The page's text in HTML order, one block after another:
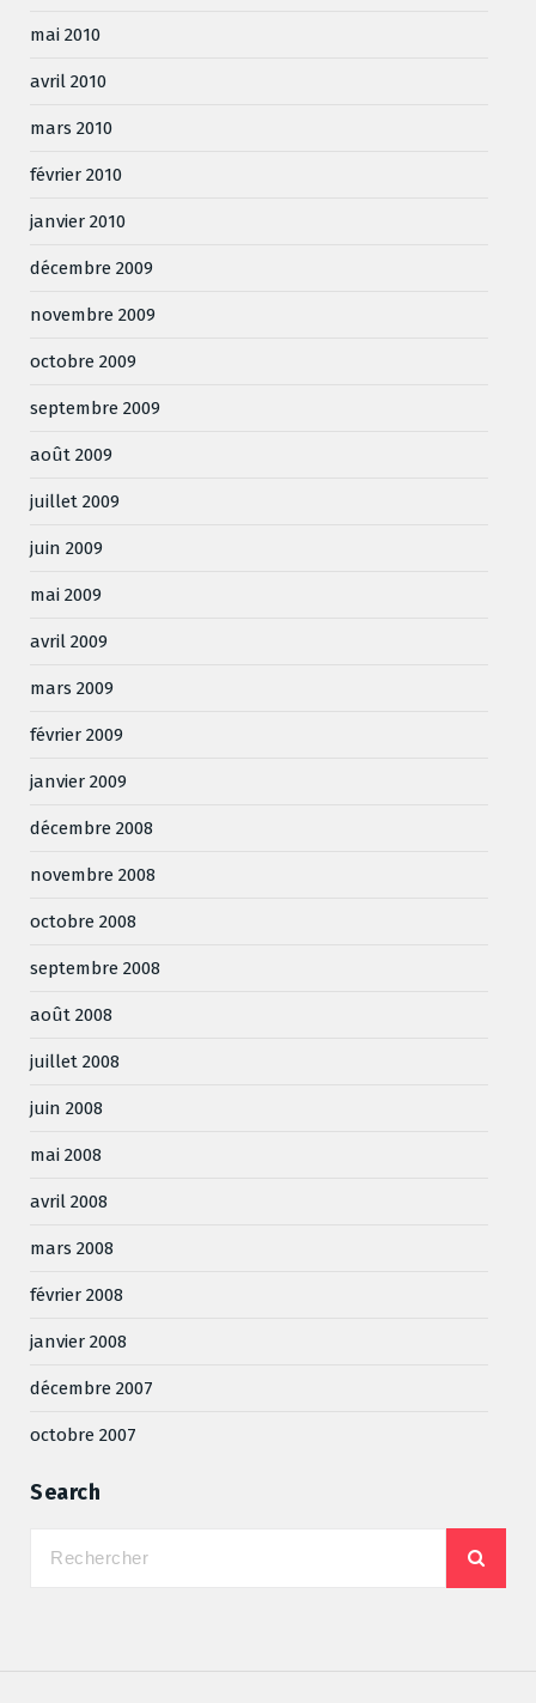
mai 2010
avril 2010
mars 2010
février 2010
janvier 2010
décembre 2009
novembre 2009
octobre 2009
septembre 2009
août 2009
juillet 2009
juin 2009
mai 2009
avril 2009
mars 2009
février 2009
janvier 2009
décembre 2008
novembre 2008
octobre 2008
septembre 2008
août 2008
juillet 2008
juin 2008
mai 2008
avril 2008
mars 2008
février 2008
janvier 2008
décembre 2007
octobre 2007
Search